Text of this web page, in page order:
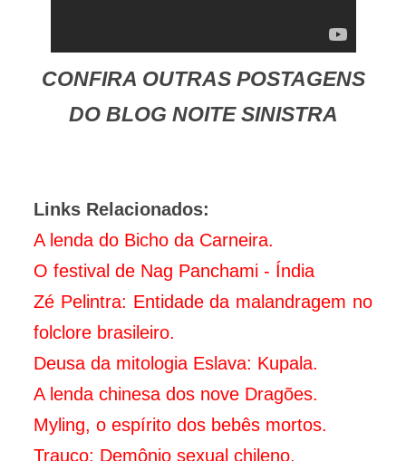
CONFIRA OUTRAS POSTAGENS
DO BLOG NOITE SINISTRA
Links Relacionados:
A lenda do Bicho da Carneira.
O festival de Nag Panchami - Índia
Zé Pelintra: Entidade da malandragem no
folclore brasileiro.
Deusa da mitologia Eslava: Kupala.
A lenda chinesa dos nove Dragões.
Myling, o espírito dos bebês mortos.
Trauco: Demônio sexual chileno.